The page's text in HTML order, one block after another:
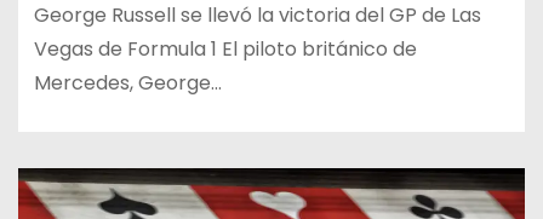
George Russell se llevó la victoria del GP de Las
Vegas de Formula 1 El piloto británico de
Mercedes, George…